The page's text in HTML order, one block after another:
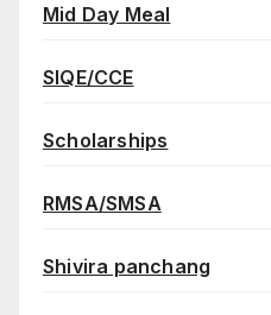
Mid Day Meal
SIQE/CCE
Scholarships
RMSA/SMSA
Shivira panchang